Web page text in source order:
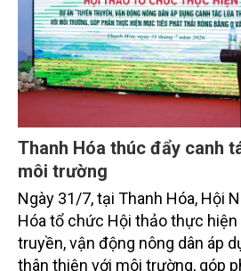
Thanh Hóa thúc đẩy canh
môi trường
Ngày 31/7, tại Thanh Hóa, Hội
Hóa tổ chức Hội thảo thực hiện
truyền, vận động nông dân áp
thân thiện với môi trường, góp